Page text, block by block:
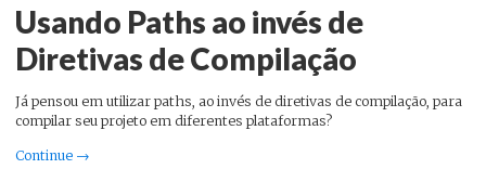
Usando Paths ao invés de
Diretivas de Compilação
Já pensou em utilizar paths, ao invés de diretivas de compilação, para
compilar seu projeto em diferentes plataformas?
Continue →